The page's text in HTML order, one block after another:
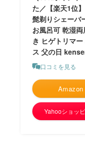
た／【楽天1位
髭剃りシェーバ
お風呂可 乾湿
き ヒゲトリマ
ス 父の日
口コミを見る
Amazon
Yahooショッ